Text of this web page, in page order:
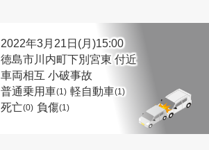
2022年3月21日(月)15:00
徳島市川内町下別宮東 付近
車両相互 小破事故
普通乗用車(1) 軽自動車(1)
死亡(0) 負傷(1)